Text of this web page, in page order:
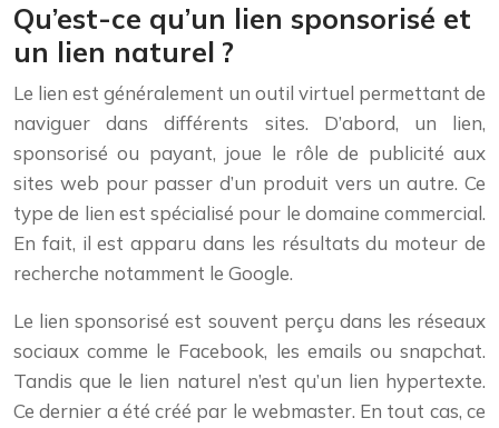
Qu’est-ce qu’un lien sponsorisé et
un lien naturel ?
Le lien est généralement un outil virtuel permettant de
naviguer dans différents sites. D’abord, un lien,
sponsorisé ou payant, joue le rôle de publicité aux
sites web pour passer d’un produit vers un autre. Ce
type de lien est spécialisé pour le domaine commercial.
En fait, il est apparu dans les résultats du moteur de
recherche notamment le Google.
Le lien sponsorisé est souvent perçu dans les réseaux
sociaux comme le Facebook, les emails ou snapchat.
Tandis que le lien naturel n’est qu’un lien hypertexte.
Ce dernier a été créé par le webmaster. En tout cas, ce